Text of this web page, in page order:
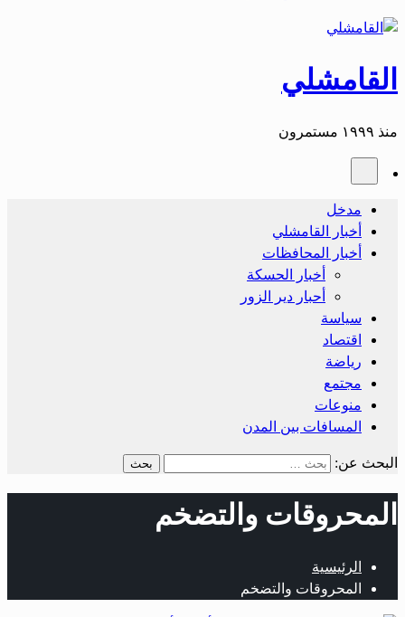
القامشلي
منذ ١٩٩٩ مستمرون
مدخل
أخبار القامشلي
أخبار المحافظات
أخبار الحسكة
أحبار دير الزور
سياسة
اقتصاد
رياضة
مجتمع
منوعات
المسافات بين المدن
البحث عن:
المحروقات والتضخم
الرئيسية
المحروقات والتضخم